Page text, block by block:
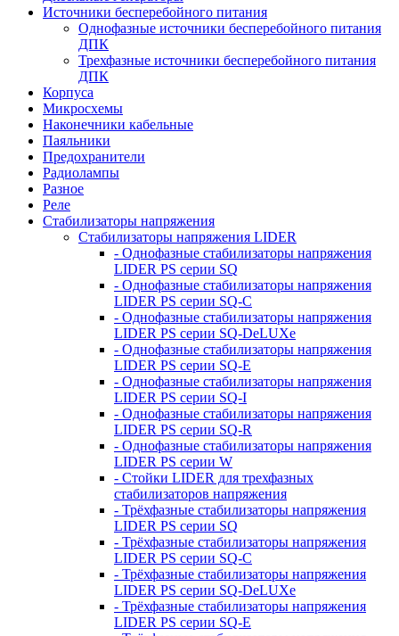
Источники бесперебойного питания
Однофазные источники бесперебойного питания
ДПК
Трехфазные источники бесперебойного питания
ДПК
Корпуса
Микросхемы
Наконечники кабельные
Паяльники
Предохранители
Радиолампы
Разное
Реле
Стабилизаторы напряжения
Стабилизаторы напряжения LIDER
- Однофазные стабилизаторы напряжения
LIDER PS серии SQ
- Однофазные стабилизаторы напряжения
LIDER PS серии SQ-C
- Однофазные стабилизаторы напряжения
LIDER PS серии SQ-DeLUXe
- Однофазные стабилизаторы напряжения
LIDER PS серии SQ-E
- Однофазные стабилизаторы напряжения
LIDER PS серии SQ-I
- Однофазные стабилизаторы напряжения
LIDER PS серии SQ-R
- Однофазные стабилизаторы напряжения
LIDER PS серии W
- Стойки LIDER для трехфазных
стабилизаторов напряжения
- Трёхфазные стабилизаторы напряжения
LIDER PS серии SQ
- Трёхфазные стабилизаторы напряжения
LIDER PS серии SQ-C
- Трёхфазные стабилизаторы напряжения
LIDER PS серии SQ-DeLUXe
- Трёхфазные стабилизаторы напряжения
LIDER PS серии SQ-E